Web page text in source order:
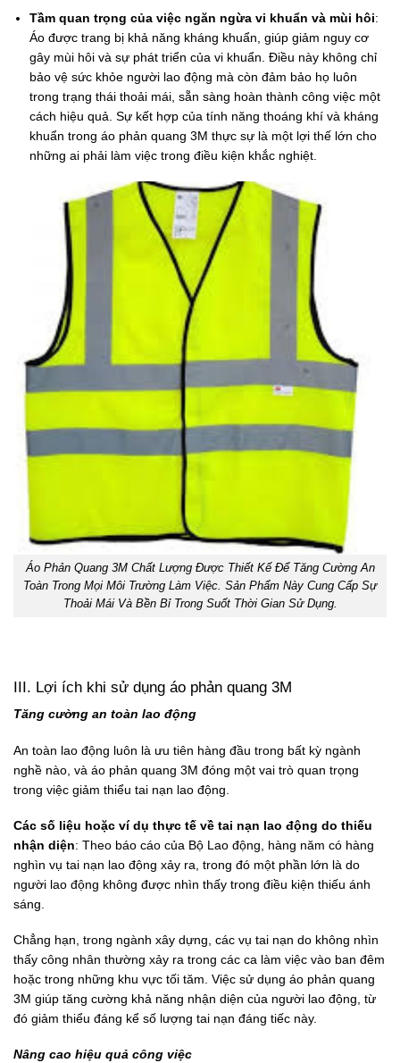
Tầm quan trọng của việc ngăn ngừa vi khuẩn và mùi hôi:
Áo được trang bị khả năng kháng khuẩn, giúp giảm nguy cơ
gây mùi hôi và sự phát triển của vi khuẩn. Điều này không chỉ
bảo vệ sức khỏe người lao động mà còn đảm bảo họ luôn
trong trạng thái thoải mái, sẵn sàng hoàn thành công việc một
cách hiệu quả. Sự kết hợp của tính năng thoáng khí và kháng
khuẩn trong áo phản quang 3M thực sự là một lợi thế lớn cho
những ai phải làm việc trong điều kiện khắc nghiệt.
Áo Phản Quang 3M Chất Lượng Được Thiết Kế Để Tăng Cường An
Toàn Trong Mọi Môi Trường Làm Việc. Sản Phẩm Này Cung Cấp Sự
Thoải Mái Và Bền Bỉ Trong Suốt Thời Gian Sử Dụng.
III. Lợi ích khi sử dụng áo phản quang 3M
Tăng cường an toàn lao động
An toàn lao động luôn là ưu tiên hàng đầu trong bất kỳ ngành
nghề nào, và áo phản quang 3M đóng một vai trò quan trọng
trong việc giảm thiểu tai nạn lao động.
Các số liệu hoặc ví dụ thực tế về tai nạn lao động do thiếu
nhận diện: Theo báo cáo của Bộ Lao động, hàng năm có hàng
nghìn vụ tai nạn lao động xảy ra, trong đó một phần lớn là do
người lao động không được nhìn thấy trong điều kiện thiếu ánh
sáng.
Chẳng hạn, trong ngành xây dựng, các vụ tai nạn do không nhìn
thấy công nhân thường xảy ra trong các ca làm việc vào ban đêm
hoặc trong những khu vực tối tăm. Việc sử dụng áo phản quang
3M giúp tăng cường khả năng nhận diện của người lao động, từ
đó giảm thiểu đáng kể số lượng tai nạn đáng tiếc này.
Nâng cao hiệu quả công việc